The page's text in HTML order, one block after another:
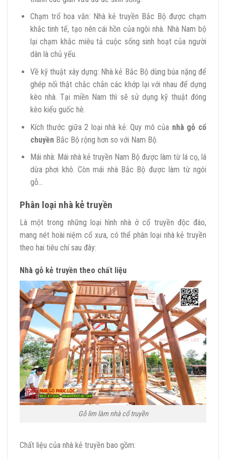
Chạm trổ hoa văn: Nhà kẻ truyền Bắc Bộ được chạm
khắc tinh tế, tạo nên cái hồn của ngôi nhà. Nhà Nam bộ
lại chạm khắc miêu tả cuộc sống sinh hoạt của người
dân là chủ yếu.
Về kỹ thuật xây dựng: Nhà kẻ Bắc Bộ dùng búa nặng để
ghép nối thật chắc chắn các khớp lại với nhau để dựng
kèo nhà. Tại miền Nam thì sẽ sử dụng kỹ thuật đóng
kèo kiểu guốc hè.
Kích thước giữa 2 loại nhà kẻ: Quy mô của nhà gỗ cổ
chuyềnBắc Bộ rộng hơn so với Nam Bộ.
Mái nhà: Mái nhà kẻ truyền Nam Bộ được làm từ lá cọ, lá
dừa phơi khô. Còn mái nhà Bắc Bộ được làm từ ngói
gỗ…
Phân loại nhà kẻ truyền
Là một trong những loại hình nhà ở cổ truyền độc đáo,
mang nét hoài niệm cổ xưa, có thể phân loại nhà kẻ truyền
theo hai tiêu chí sau đây:
Nhà gỗ kẻ truyền theo chất liệu
Gỗ lim làm nhà cổ truyền
Chất liệu của nhà kẻ truyền bao gồm: